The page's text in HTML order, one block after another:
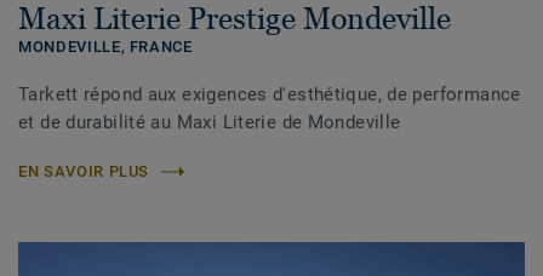
Maxi Literie Prestige Mondeville
MONDEVILLE, FRANCE
Tarkett répond aux exigences d'esthétique, de performance
et de durabilité au Maxi Literie de Mondeville
EN SAVOIR PLUS